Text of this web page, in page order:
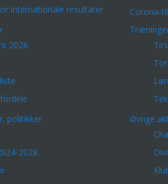
internationale resultater
2026
politikker
2028
Corona-
Øvrige